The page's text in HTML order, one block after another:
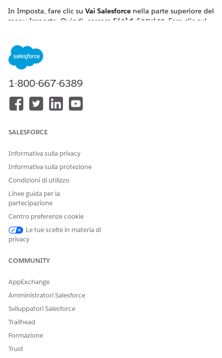
In Imposta, fare clic su Vai Salesforce nella parte superiore del
menu Imposta. Quindi, cercare Field Service . Fare clic sul
Automatizzando la configurazione di base, la Soluzione
Residenziale consente di ignorare le complessità tecniche
delle configurazioni standard.
QUESTO ARTICOLO HA RISOLTO IL PROBLEMA?
1-800-667-6389
SALESFORCE
Informativa sulla privacy
Informativa sulla protezione
Condizioni di utilizzo
Linee guida per la
partecipazione
Centro preferenze cookie
Le tue scelte in materia di
privacy
COMMUNITY
AppExchange
Amministratori Salesforce
Sviluppatori Salesforce
Trailhead
Formazione
Trust